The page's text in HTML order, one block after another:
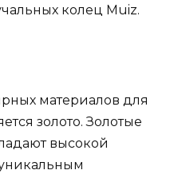
колец Muiz.
материалов для
золото. Золотые
высокой